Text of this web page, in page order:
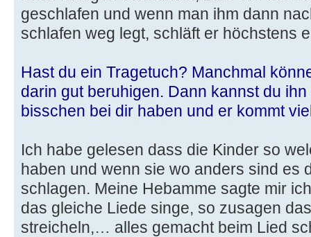
geschlafen und wenn man ihm dann
schlafen weg legt, schläft er höchstens
Hast du ein Tragetuch? Manchmal
darin gut beruhigen. Dann kannst du
bisschen bei dir haben und er kommt
Ich habe gelesen dass die Kinder so
haben und wenn sie wo anders sind es
schlagen. Meine Hebamme sagte mir
das gleiche Liede singe, so zusagen
streicheln,… alles gemacht beim Lied